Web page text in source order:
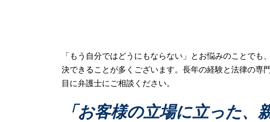
遺産 もめる原因
相続放棄 期限
寄与分 相続
遺産 分割 割合
遺産相続 分配
遺産 運用方法
連帯保証 弁済
交通事故 慰謝料
民事再生 中小企業
民事事件 弁護士
民事事件 時効期間
「もう自分ではどうにもならない」とお悩みのことで
決できることが多くございます。長年の経験と法律の専
目に弁護士にご相談ください。
「お客様の立場に立った